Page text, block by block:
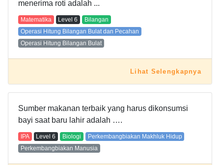
menerima roti adalah ...
Matematika Level 6
Bilangan
Operasi Hitung Bilangan Bulat dan Pecahan
Operasi Hitung Bilangan Bulat
Lihat Selengkapnya
Sumber makanan terbaik yang harus dikonsumsi
bayi saat baru lahir adalah ….
IPA Level 6 Biologi
Perkembangbiakan Makhluk Hidup
Perkembangbiakan Manusia